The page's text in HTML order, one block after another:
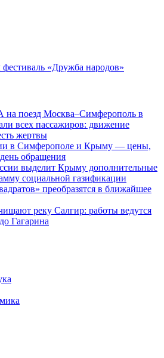
«Дружба народов»
на поезд Москва–Симферополь в
всех пассажиров: движение
жертвы
в Симферополе и Крыму — цены,
обращения
выделит Крыму дополнительные
социальной газификации
преобразятся в ближайшее
реку Салгир: работы ведутся
Гагарина